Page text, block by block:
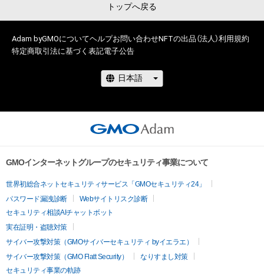
トップへ戻る
Adam byGMOについてヘルプお問い合わせNFTの出品（法人）利用規約
特定商取引法に基づく表記電子公告
GMOインターネットグループのセキュリティ事業について
世界初総合ネットセキュリティサービス「GMOセキュリティ24」
パスワード漏洩診断
Webサイトリスク診断
セキュリティ相談AIチャットボット
実在証明・盗聴対策
サイバー攻撃対策（GMOサイバーセキュリティ byイエラエ）
サイバー攻撃対策（GMO Flatt Security）
なりすまし対策
セキュリティ事業の軌跡